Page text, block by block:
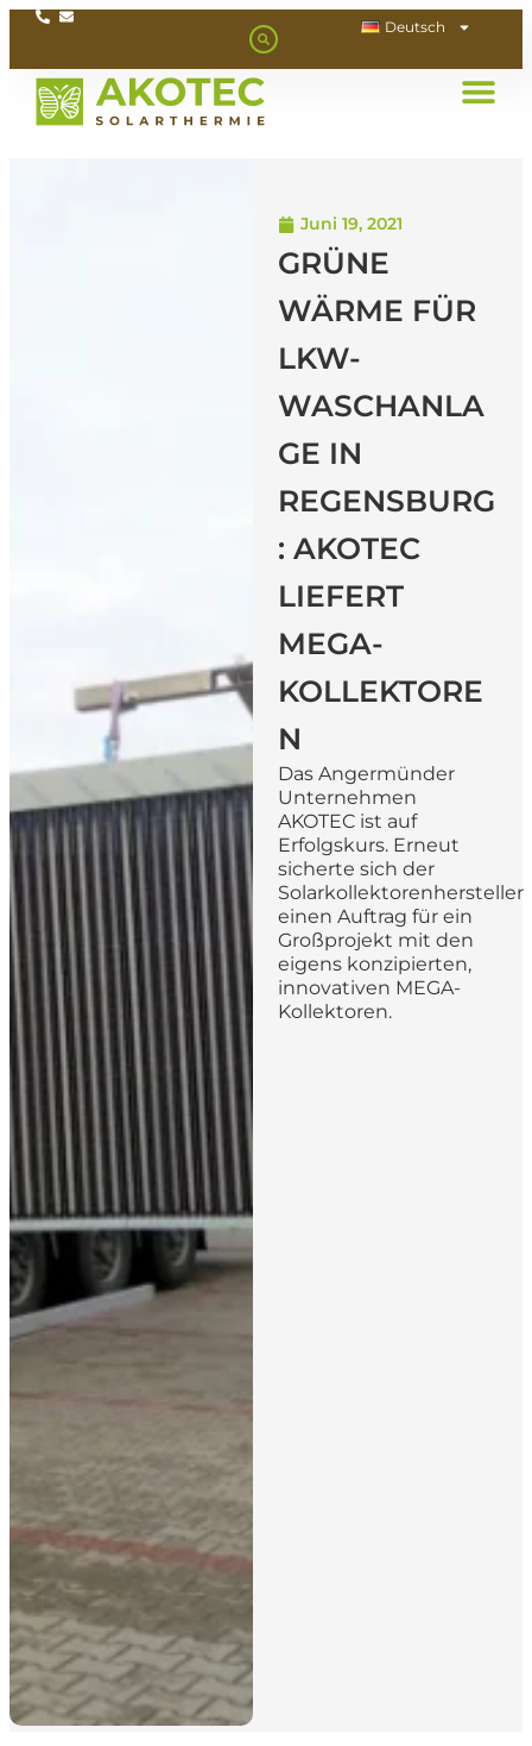
Deutsch
Juni 19, 2021
GRÜNE
WÄRME FÜR
LKW-
WASCHANLA
GE IN
REGENSBURG
: AKOTEC
LIEFERT
MEGA-
KOLLEKTORE
N
Das Angermünder
Unternehmen
AKOTEC ist auf
Erfolgskurs. Erneut
sicherte sich der
Solarkollektorenhersteller
einen Auftrag für ein
Großprojekt mit den
eigens konzipierten,
innovativen MEGA-
Kollektoren.